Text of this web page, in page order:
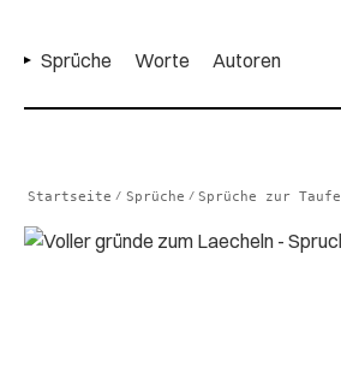
Sprüche Worte Autoren
Startseite / Sprüche / Sprüche zur Taufe